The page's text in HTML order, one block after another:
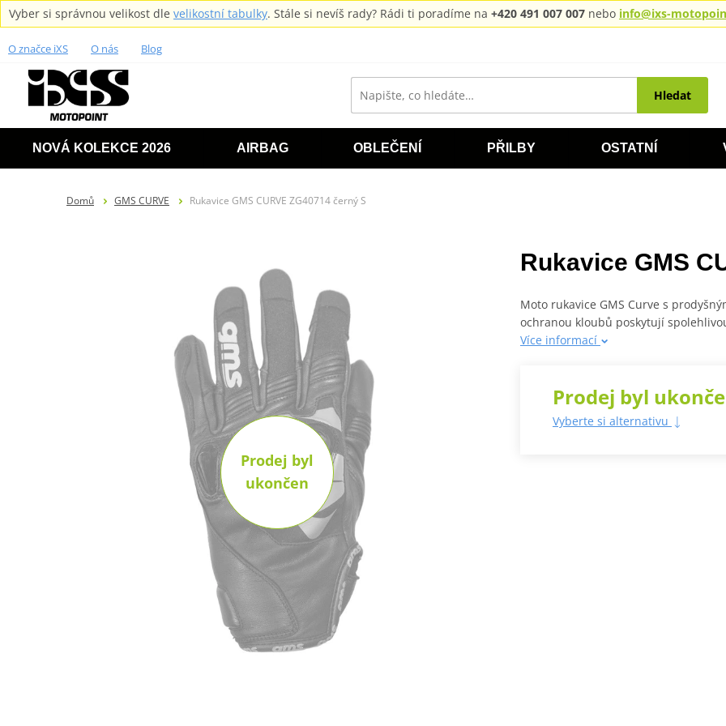
Vyber si správnou velikost dle velikostní tabulky. Stále si nevíš rady? Rádi ti poradíme na +420 491 007 007 nebo info@ixs-
O značce iXS O nás Blog
Hledat
NOVÁ KOLEKCE 2026 AIRBAG OBLEČENÍ PŘILBY OSTATNÍ
Domů GMS CURVE Rukavice GMS CURVE ZG40714 černý S
Prodej byl
ukončen
Rukavice GMS
Moto rukavice GMS Curve s
ochranou kloubů poskytují
Více informací
Prodej byl
Vyberte si alternativu